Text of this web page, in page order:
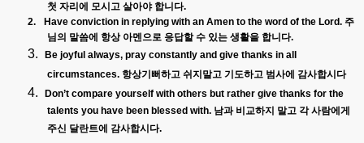
첫 자리에 모시고 살아야 합니다.
2.
Have conviction in replying with an Amen to the word of the Lord. 주
님의 말씀에 항상 아멘으로 응답할 수 있는 생활을 합니다.
3.
Be joyful always, pray constantly and give thanks in all
circumstances. 항상기뻐하고 쉬지말고 기도하고 범사에 감사합시다
4.
Don’t compare yourself with others but rather give thanks for the
talents you have been blessed with. 남과 비교하지 말고 각 사람에게
주신 달란트에 감사합시다.